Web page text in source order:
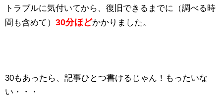
トラブルに気付いてから、復旧できるまでに（調べる時
間も含めて） 30分ほどかかりました。
30もあったら、記事ひとつ書けるじゃん！もったいな
い・・・